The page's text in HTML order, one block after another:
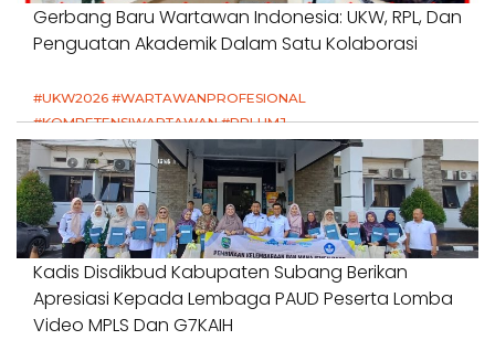
Gerbang Baru Wartawan Indonesia: UKW, RPL, Dan
Penguatan Akademik Dalam Satu Kolaborasi
#UKW2026 #WARTAWANPROFESIONAL
#KOMPETENSIWARTAWAN #RPLUMJ
#PENDIDIKANWARTAWAN #SWINASIONAL #SWIJABAR
1 Agustus 2026
Kadis Disdikbud Kabupaten Subang Berikan
Apresiasi Kepada Lembaga PAUD Peserta Lomba
Video MPLS Dan G7KAIH